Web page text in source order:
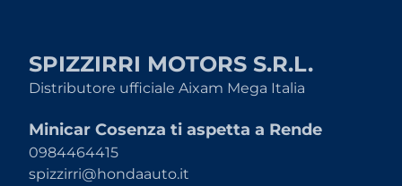
SPIZZIRRI MOTORS S.R.L.
Distributore ufficiale Aixam Mega Italia
Minicar Cosenza ti aspetta a Rende
0984464415
spizzirri@hondaauto.it